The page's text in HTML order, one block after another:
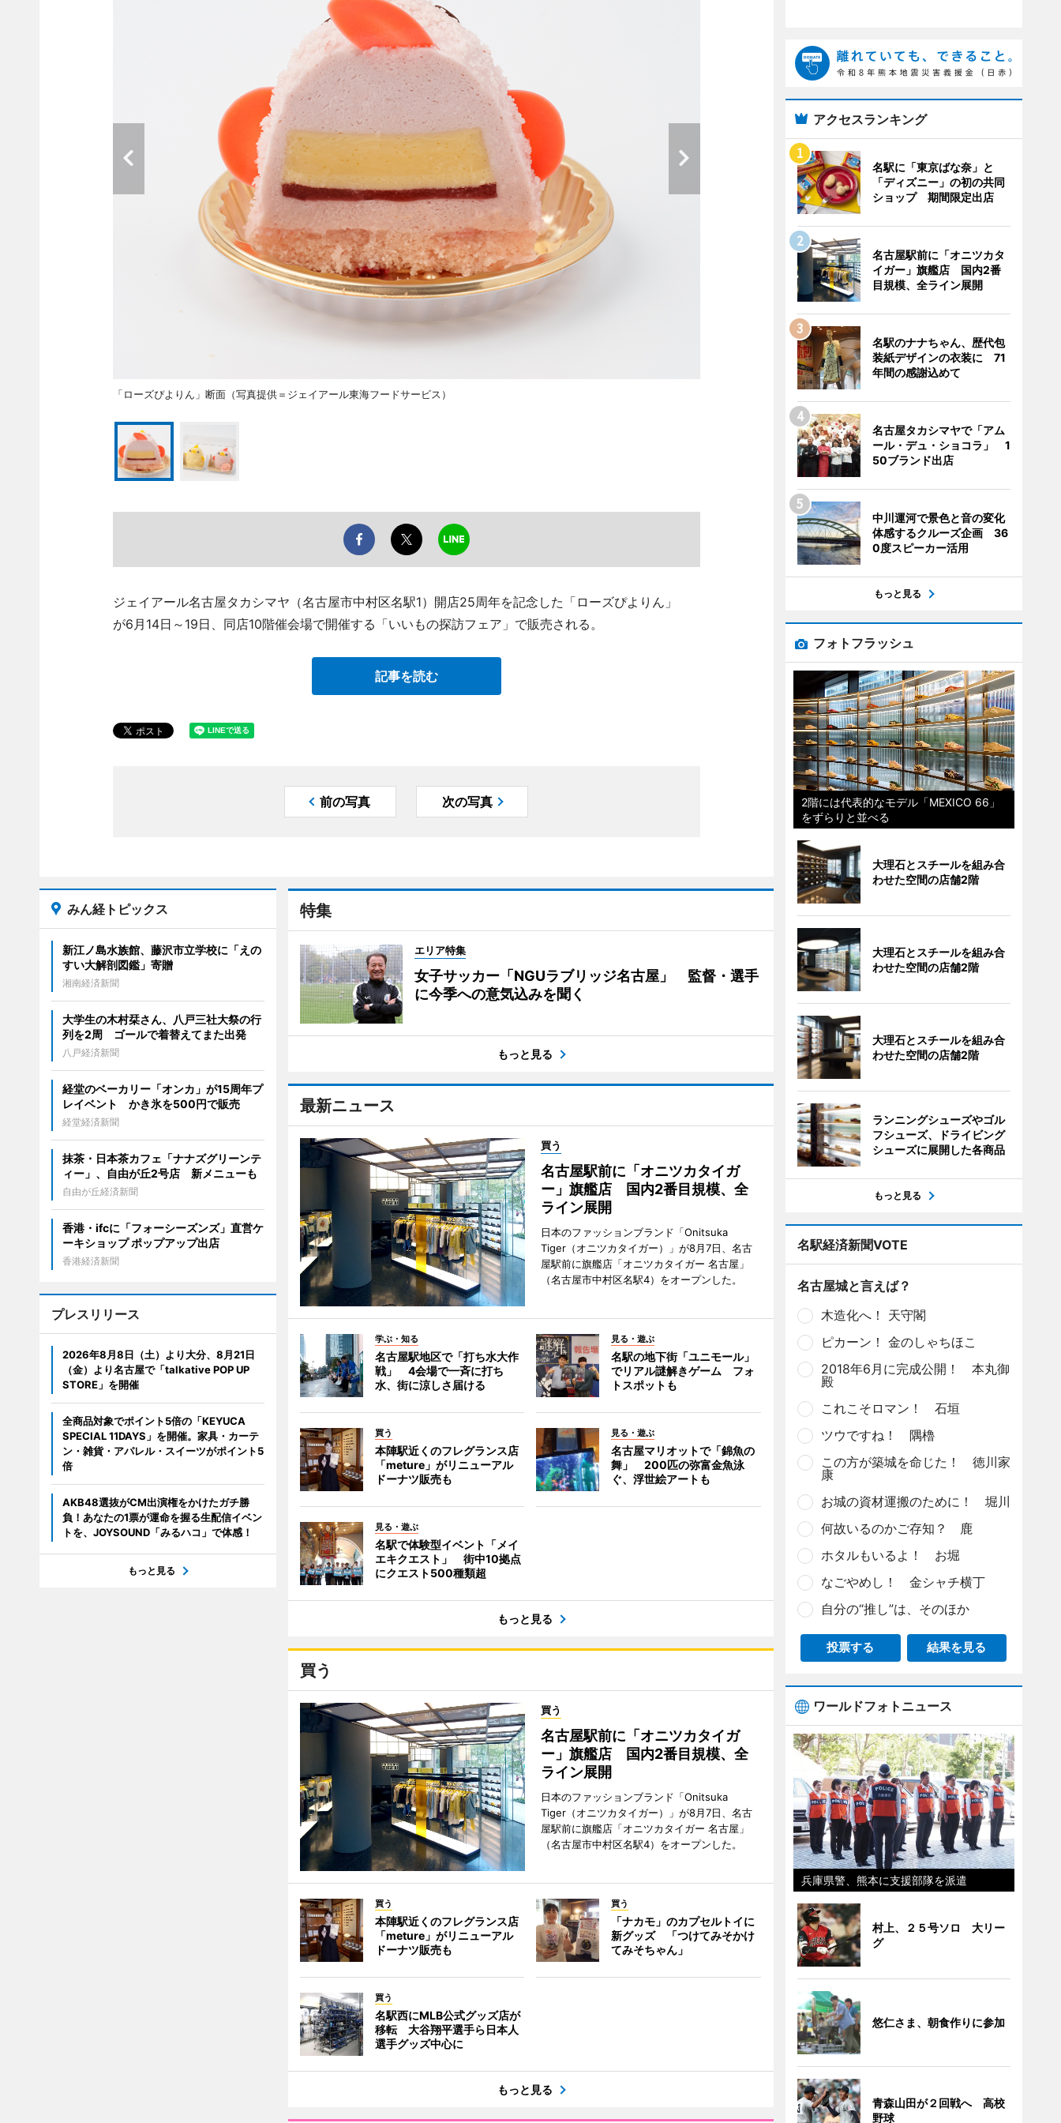
「ローズぴよりん」断面（写真提供＝ジェイアール東海フードサービス）
ジェイアール名古屋タカシマヤ（名古屋市中村区名駅1）開店25周年を記念した「ローズぴよりん」
が6月14日～19日、同店10階催会場で開催する「いいもの探訪フェア」で販売される。
記事を読む
前の写真 次の写真
特集
エリア特集
女子サッカー「NGUラブリッジ名古屋」 監督・選手
に今季への意気込みを聞く
もっと見る
最新ニュース
買う
名古屋駅前に「オニツカタイガ
ー」旗艦店 国内2番目規模、全
ライン展開
日本のファッションブランド「Onitsuka
Tiger（オニツカタイガー）」が8月7日、名古
屋駅前に旗艦店「オニツカタイガー 名古屋」
（名古屋市中村区名駅4）をオープンした。
学ぶ・知る
名古屋駅地区で「打ち水大作
戦」 4会場で一斉に打ち
水、街に涼しさ届ける
見る・遊ぶ
名駅の地下街「ユニモール」
でリアル謎解きゲーム フォ
トスポットも
買う
本陣駅近くのフレグランス店
「meture」がリニューアル
ドーナツ販売も
見る・遊ぶ
名古屋マリオットで「錦魚の
舞」 200匹の弥富金魚泳
ぐ、浮世絵アートも
見る・遊ぶ
名駅で体験型イベント「メイ
エキクエスト」 街中10拠点
にクエスト500種類超
もっと見る
買う
買う
名古屋駅前に「オニツカタイガ
ー」旗艦店 国内2番目規模、全
ライン展開
日本のファッションブランド「Onitsuka
Tiger（オニツカタイガー）」が8月7日、名古
屋駅前に旗艦店「オニツカタイガー 名古屋」
（名古屋市中村区名駅4）をオープンした。
買う
本陣駅近くのフレグランス店
「meture」がリニューアル
ドーナツ販売も
買う
「ナカモ」のカプセルトイに
新グッズ 「つけてみそかけ
てみそちゃん」
買う
名駅西にMLB公式グッズ店が
移転 大谷翔平選手ら日本人
選手グッズ中心に
もっと見る
みん経トピックス
新江ノ島水族館、藤沢市立学校に「えの
すい大解剖図鑑」寄贈
湘南経済新聞
大学生の木村栞さん、八戸三社大祭の行
列を2周 ゴールで着替えてまた出発
八戸経済新聞
経堂のベーカリー「オンカ」が15周年プ
レイベント かき氷を500円で販売
経堂経済新聞
抹茶・日本茶カフェ「ナナズグリーンテ
ィー」、自由が丘2号店 新メニューも
自由が丘経済新聞
香港・ifcに「フォーシーズンズ」直営ケ
ーキショップ ポップアップ出店
香港経済新聞
プレスリリース
2026年8月8日（土）より大分、8月21日
（金）より名古屋で「talkative POP UP
STORE」を開催
全商品対象でポイント5倍の「KEYUCA
SPECIAL 11DAYS」を開催。家具・カーテ
ン・雑貨・アパレル・スイーツがポイント5
倍
AKB48選抜がCM出演権をかけたガチ勝
負！あなたの1票が運命を握る生配信イベン
トを、JOYSOUND「みるハコ」で体感！
もっと見る
アクセスランキング
名駅に「東京ばな奈」と
「ディズニー」の初の共同
ショップ 期間限定出店
名古屋駅前に「オニツカタ
イガー」旗艦店 国内2番
目規模、全ライン展開
名駅のナナちゃん、歴代包
装紙デザインの衣装に 71
年間の感謝込めて
名古屋タカシマヤで「アム
ール・デュ・ショコラ」 1
50ブランド出店
中川運河で景色と音の変化
体感するクルーズ企画 36
0度スピーカー活用
もっと見る
フォトフラッシュ
2階には代表的なモデル「MEXICO 66」
をずらりと並べる
大理石とスチールを組み合
わせた空間の店舗2階
大理石とスチールを組み合
わせた空間の店舗2階
大理石とスチールを組み合
わせた空間の店舗2階
ランニングシューズやゴル
フシューズ、ドライビング
シューズに展開した各商品
もっと見る
名駅経済新聞VOTE
名古屋城と言えば？
木造化へ！ 天守閣
ピカーン！ 金のしゃちほこ
2018年6月に完成公開！ 本丸御
殿
これこそロマン！ 石垣
ツウですね！ 隅櫓
この方が築城を命じた！ 徳川家
康
お城の資材運搬のために！ 堀川
何故いるのかご存知？ 鹿
ホタルもいるよ！ お堀
なごやめし！ 金シャチ横丁
自分の“推し”は、そのほか
投票する 結果を見る
ワールドフォトニュース
兵庫県警、熊本に支援部隊を派遣
村上、２５号ソロ 大リー
グ
悠仁さま、朝食作りに参加
青森山田が２回戦へ 高校
野球